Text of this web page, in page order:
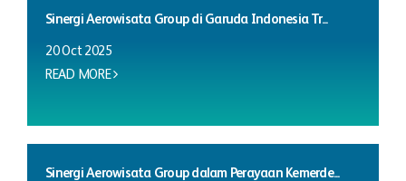
Sinergi Aerowisata Group di Garuda Indonesia Tr...
20 Oct 2025
READ MORE
Sinergi Aerowisata Group dalam Perayaan Kemerde...